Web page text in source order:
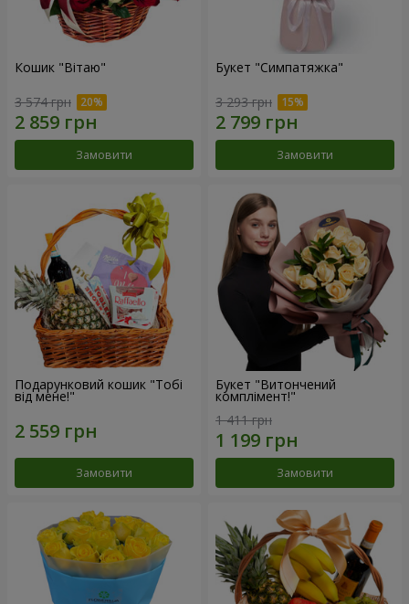
Кошик "Вітаю"
3 574 грн
Замовити
Букет "Симпатяжка"
3 293 грн
Замовити
Подарунковий кошик "Тобі
від мене!"
Замовити
Букет "Витончений
комплімент!"
1 411 грн
Замовити